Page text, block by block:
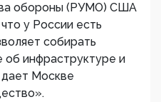
обороны (РУМО) США
у России есть
собирать
инфраструктуре и
Москве